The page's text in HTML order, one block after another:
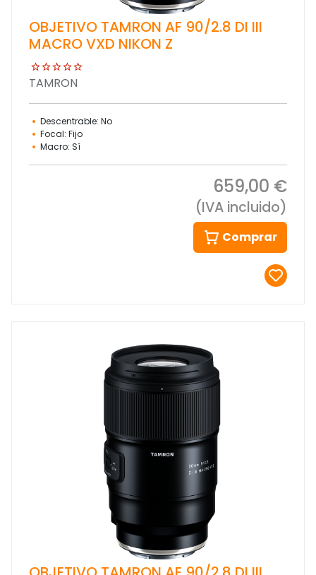
OBJETIVO TAMRON AF 90/2.8 DI III
MACRO VXD NIKON Z
TAMRON
Descentrable: No
Focal: Fijo
Macro: Sí
659,00 €
(IVA incluido)
Comprar